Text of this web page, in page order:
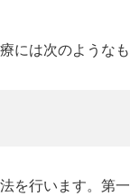
には次のような
を行います。第